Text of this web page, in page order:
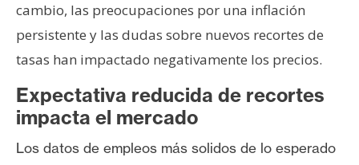
l
i
c
d
a
d
cambio, las preocupaciones por una inflación
persistente y las dudas sobre nuevos recortes de
tasas han impactado negativamente los precios.
Expectativa reducida de recortes
impacta el mercado
Los datos de empleos más solidos de lo esperado